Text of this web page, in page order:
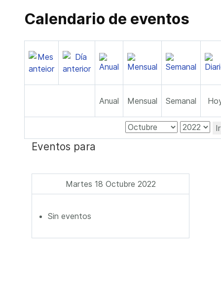
Calendario de eventos
Anual Mensual Semanal
Eventos para
Martes 18 Octubre 2022
Sin eventos